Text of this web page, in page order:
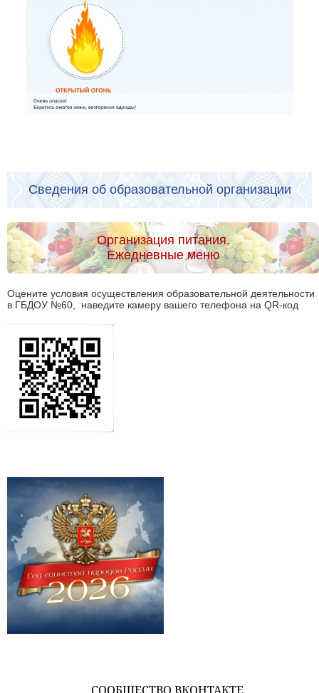
Сведения об образовательной организации
Организация питания.
Ежедневные меню
Оцените условия осуществления образовательной деятельности
в ГБДОУ №60, наведите камеру вашего телефона на QR-код